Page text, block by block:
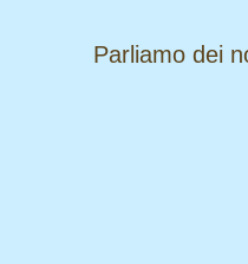
​​​​​​​Parliamo dei